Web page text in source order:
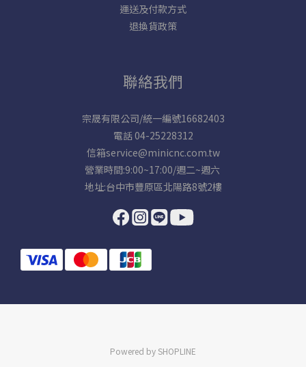
運送及付款方式
退換貨政策
聯絡我們
宗晟有限公司/統一編號16682403
電話 04-25228312
信箱service@minicnc.com.tw
營業時間:9:00~17:00/週二~週六
地址:台中市豐原區北陽路8號2樓
Powered by SHOPLINE